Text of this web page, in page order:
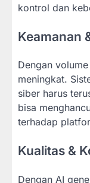
kontrol dan
Keamanan
Dengan
meningkat.
siber harus
bisa
terhadap
Kualitas &
Dengan AI